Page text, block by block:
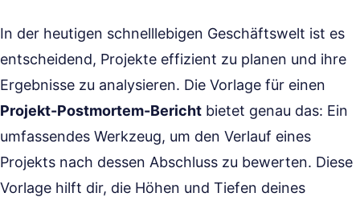
In der heutigen schnelllebigen Geschäftswelt ist es
entscheidend, Projekte effizient zu planen und ihre
Ergebnisse zu analysieren. Die Vorlage für einen
Projekt-Postmortem-Bericht bietet genau das: Ein
umfassendes Werkzeug, um den Verlauf eines
Projekts nach dessen Abschluss zu bewerten. Diese
Vorlage hilft dir, die Höhen und Tiefen deines